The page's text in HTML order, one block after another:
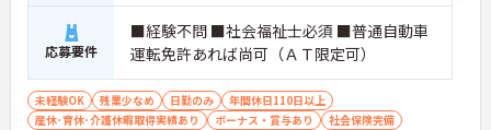
応募要件
■経験不問 ■社会福祉士必須 ■普通自動車
運転免許あれば尚可（ＡＴ限定可）
未経験OK 残業少なめ 日勤のみ
年間休日110日以上
産休･育休･介護休暇取得実績あり
ボーナス・賞与あり
社会保険完備